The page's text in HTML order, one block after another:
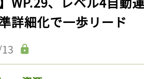
詳細化で一歩リード